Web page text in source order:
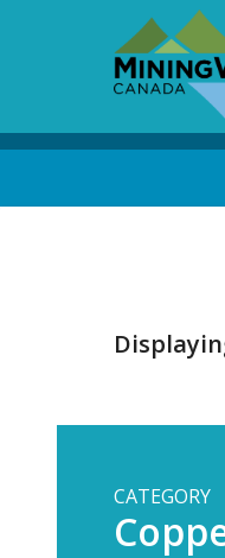
CATEGORY